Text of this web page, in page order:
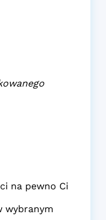
na pewno Ci
wybranym